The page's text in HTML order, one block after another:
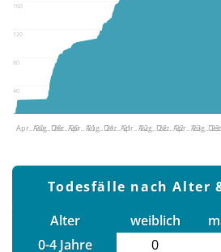
40
80
120
160
Apr.. '20Aug.. '20Dez.. '20Apr.. '21Aug.. '21Dez.. '21Apr.. '22Aug.. '22Dez.. '22Apr.. '23Aug.. '23
Todesfälle nach Alter
Alter
weiblich
0-4 Jahre
0